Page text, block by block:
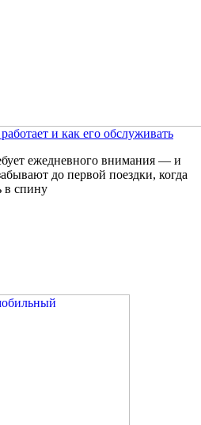
и как его обслуживать
ежедневного внимания — и
до первой поездки, когда
в спину